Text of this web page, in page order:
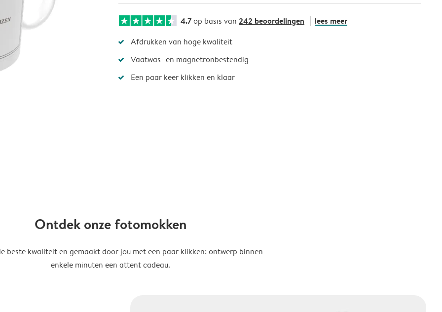
4.7op basis van 242 beoordelingen lees meer
Afdrukken van hoge kwaliteit
Vaatwas- en magnetronbestendig
Een paar keer klikken en klaar
Ontdek onze fotomokken
beste kwaliteit en gemaakt door jou met een paar klikken: ontwerp binnen
enkele minuten een attent cadeau.